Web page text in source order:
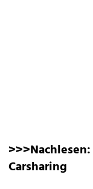
>>>Nachlesen:
Carsharing